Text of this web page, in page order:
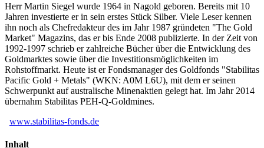
Herr Martin Siegel wurde 1964 in Nagold geboren. Bereits mit 10
Jahren investierte er in sein erstes Stück Silber. Viele Leser kennen
ihn noch als Chefredakteur des im Jahr 1987 gründeten "The Gold
Market" Magazins, das er bis Ende 2008 publizierte. In der Zeit von
1992-1997 schrieb er zahlreiche Bücher über die Entwicklung des
Goldmarktes sowie über die Investitionsmöglichkeiten im
Rohstoffmarkt. Heute ist er Fondsmanager des Goldfonds "Stabilitas
Pacific Gold + Metals" (WKN: A0M L6U), mit dem er seinen
Schwerpunkt auf australische Minenaktien gelegt hat. Im Jahr 2014
übernahm Stabilitas PEH-Q-Goldmines.
www.stabilitas-fonds.de
Inhalt